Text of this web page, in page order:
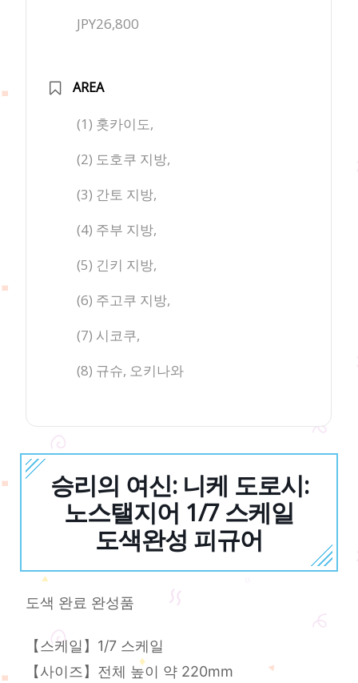
JPY26,800
AREA
(1) 홋카이도,
(2) 도호쿠 지방,
(3) 간토 지방,
(4) 주부 지방,
(5) 긴키 지방,
(6) 주고쿠 지방,
(7) 시코쿠,
(8) 규슈, 오키나와
승리의 여신: 니케 도로시:
노스탤지어 1/7 스케일
도색완성 피규어
도색 완료 완성품
【스케일】1/7 스케일
【사이즈】전체 높이 약 220mm